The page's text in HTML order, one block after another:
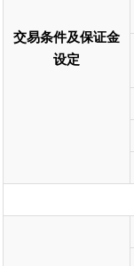
交易条件及保证金
设定